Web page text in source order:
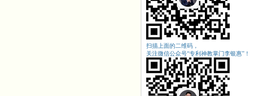
扫描上面的二维码，
关注微信公众号“专利神教掌门李银惠”！